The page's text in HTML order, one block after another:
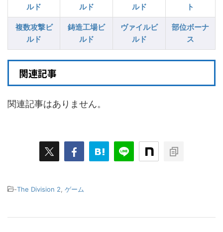
ルド
ルド
ルド
ト
複数攻撃ビ
ルド
鋳造工場ビ
ルド
ヴァイルビ
ルド
部位ボーナ
ス
関連記事
関連記事はありません。
-The Division 2 ゲーム